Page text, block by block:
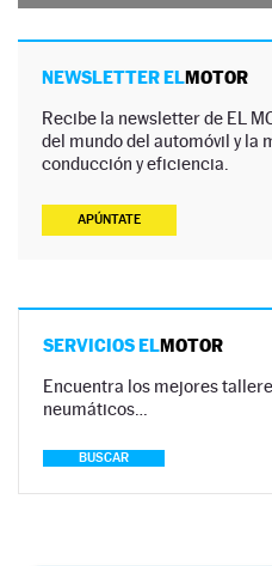
NEWSLETTER ELMOTOR
Recibe la newsletter de EL
del mundo del automóvil y la
conducción y eficiencia.
APÚNTATE
SERVICIOS ELMOTOR
Encuentra los mejores
neumáticos…
BUSCAR